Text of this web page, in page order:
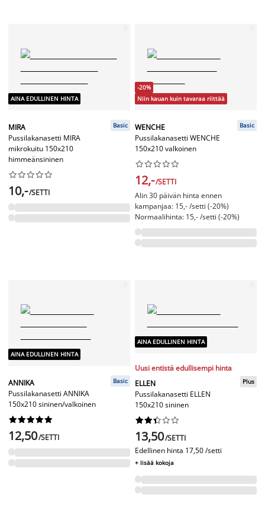
AINA EDULLINEN HINTA
MIRA
Pussilakanasetti MIRA
mikrokuitu 150x210
himmeänsininen
Basic






10,-/SETTI
-20%
Niin kauan kuin tavaraa riittää
WENCHE
Pussilakanasetti WENCHE
150x210 valkoinen
Basic






12,-/SETTI
Alin 30 päivän hinta ennen
kampanjaa: 15,- /setti (-20%)
Normaalihinta: 15,- /setti (-20%)
AINA EDULLINEN HINTA
ANNIKA
Pussilakanasetti ANNIKA
150x210 sininen/valkoinen
Basic






12,50/SETTI
AINA EDULLINEN HINTA
Uusi entistä edullisempi hinta
ELLEN
Pussilakanasetti ELLEN
150x210 sininen
Plus






13,50/SETTI
Edellinen hinta 17,50 /setti
+ lisää kokoja